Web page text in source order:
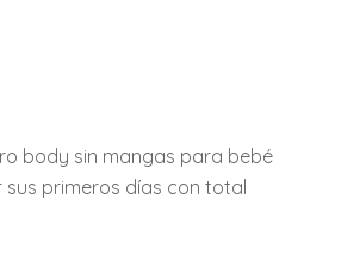
body sin mangas para bebé
primeros días con total